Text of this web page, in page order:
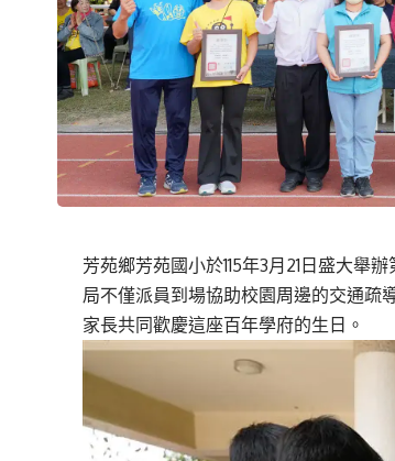
芳苑鄉芳苑國小於115年3月21日盛大舉
局不僅派員到場協助校園周邊的交通疏
家長共同歡慶這座百年學府的生日。